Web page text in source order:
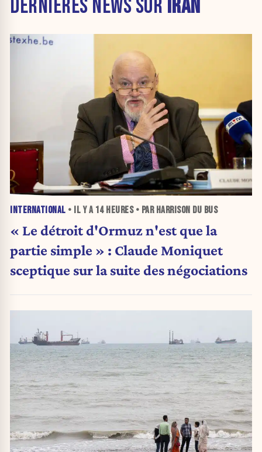
DERNIÈRES NEWS SUR IRAN
INTERNATIONAL • IL Y A 14 HEURES• PAR HARRISON DU BUS
« Le détroit d'Ormuz n'est que la
partie simple » : Claude Moniquet
sceptique sur la suite des négociations